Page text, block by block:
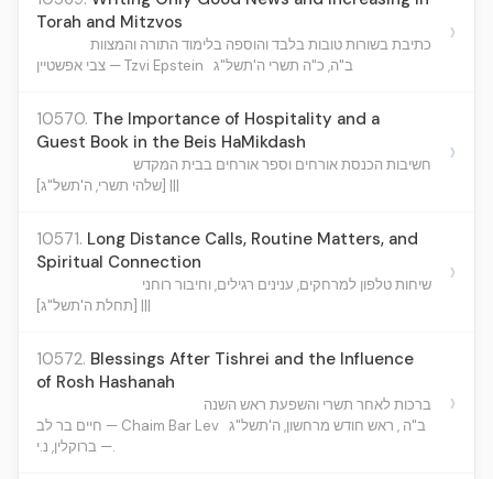
Torah and Mitzvos
כתיבת בשורות טובות בלבד והוספה בלימוד התורה והמצוות
צבי אפשטיין — Tzvi Epstein ב"ה, כ"ה תשרי ה'תשל"ג
›
10570. The Importance of Hospitality and a
Guest Book in the Beis HaMikdash
חשיבות הכנסת אורחים וספר אורחים בבית המקדש
[שלהי תשרי, ה'תשל"ג] |||
›
10571. Long Distance Calls, Routine Matters, and
Spiritual Connection
שיחות טלפון למרחקים, ענינים רגילים, וחיבור רוחני
[תחלת ה'תשל"ג] |||
›
10572. Blessings After Tishrei and the Influence
of Rosh Hashanah
ברכות לאחר תשרי והשפעת ראש השנה
חיים בר לב — Chaim Bar Lev ב"ה , ראש חודש מרחשון, ה'תשל"ג
— ברוקלין, נ.י.
›